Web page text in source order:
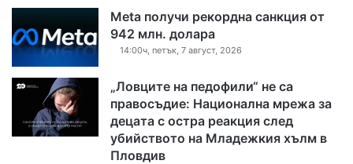
Meta получи рекордна санкция от
942 млн. долара
14:00ч, петък, 7 август, 2026
„Ловците на педофили“ не са
правосъдие: Национална мрежа за
децата с остра реакция след
убийството на Младежкия хълм в
Пловдив